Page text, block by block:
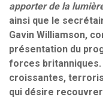
apporter de la
ainsi que le
Gavin Williamson,
présentation du
forces britanniques.
croissantes,
qui désire